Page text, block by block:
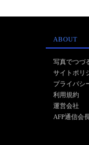
ABOUT
写真でつづ
サイトポリ
プライバシ
利用規約
運営会社
AFP通信会